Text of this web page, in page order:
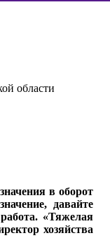
области
в оборот
давайте
«Тяжелая
хозяйства